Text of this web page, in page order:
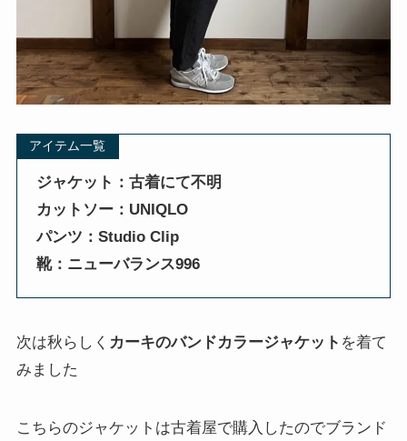
アイテム一覧
ジャケット：古着にて不明
カットソー：UNIQLO
パンツ：Studio Clip
靴：ニューバランス996
次は秋らしく カーキのバンドカラージャケット を着て
みました
こちらのジャケットは古着屋で購入したのでブランド